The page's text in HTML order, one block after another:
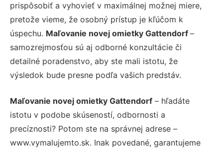
prispôsobiť a vyhovieť v maximálnej možnej miere,
pretože vieme, že osobný prístup je kľúčom k
úspechu. Maľovanie novej omietky Gattendorf –
samozrejmosťou sú aj odborné konzultácie či
detailné poradenstvo, aby ste mali istotu, že
výsledok bude presne podľa vašich predstáv.
Maľovanie novej omietky Gattendorf – hľadáte
istotu v podobe skúseností, odbornosti a
precíznosti? Potom ste na správnej adrese –
www.vymalujemto.sk. Inak povedané, garantujeme